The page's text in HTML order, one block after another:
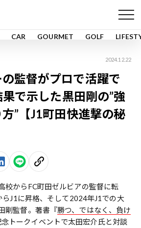
CAR GOURMET GOLF
2024.12.22
監督がプロで活躍で
で示した黒田剛の”強
”【J1町田快進撃の秘
校からFC町田ゼルビアの監督に転
らJ1に昇格、そして2024年J1での大
剛監督。著書『勝つ、ではなく、負け
念トークイベントで太田宏介氏と対談